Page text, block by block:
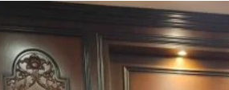
e
m
a